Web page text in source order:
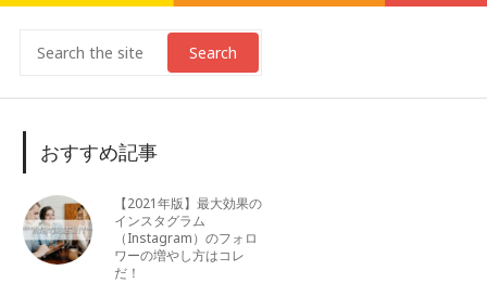
Search
おすすめ記事
【2021年版】最大効果の
インスタグラム
（Instagram）のフォロ
ワーの増やし方はコレ
だ！